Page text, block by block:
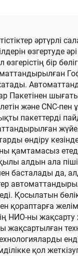
әртүрлі
өзгертуде
бір
Пакетінен
және CNC-пен
пакеттерді
өндіру
қамтамасыз
алдын ала
басталады да,
Қосылатын
қораптарға
НИО-ны жақсарту
жақсартылған
қол